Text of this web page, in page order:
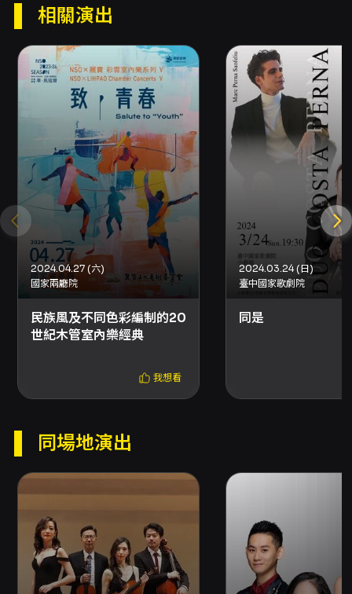
席、優惠套票或需一次購買超過 8 張的方案）無
法於超商購買。 取票方式 - 取票方式請依結帳頁
面顯示選項為準，取票方式僅能擇一；如需不同
取票方式，請分次購買。超商取票需於超商支付
每張票 10 元手續費；國內郵寄另收 50 元郵資。
部分場館或主辦單位提供電子票，請於售票頁確
認。 退換票與退費規定 - 退票期限：最晚於演出
日 10 日前（不含演出日）辦理，逾期恕不受理
（例如演出日為 6/29，最後退票期限為
6/19）。 - 退票手續費：每張退票收取票面售價
10% 手續費；換票視同退票，須先退票後重新購
買。 - 申請方式：對於以信用卡、行動支付或文
化幣全額支付之訂單，可於 OPENTIX 會員訂單
紀錄使用線上退訂單功能辦理；以 ATM 轉帳或
現金購票者，請依 OPENTIX 指定流程提交資料
辦理，申請如符合規定將於 3 個工作日內執行退
票作業。已取紙本票者可選擇臨櫃退票或郵寄退
票（郵戳為憑）。 - 退票款項處理：刷卡購票之
退票款項將退回原刷卡帳戶；以 ATM 轉帳或現
金購票者，退票款項將轉帳至所提供之存摺帳戶
折抵：如購票時使用文化幣或點數折抵，退票時
系統將優先退還點數並退還折抵之文化幣；如折
或主要表演人員／節目內容於預定表演前變動，
如主辦單位未提供退款機制，信用卡購票之持卡
人可向原發卡行申請爭議款退款。 - 超商取票每
8 張，請以其他購票方式或洽主辦單位確認團購
事宜。
相關演出
2024.04.27 (六)
國家兩廳院
民族風及不同色彩編制的20
世紀木管室內樂經典
我想看
2024.03.24 (日)
臺中國家歌劇院
同是
同場地演出